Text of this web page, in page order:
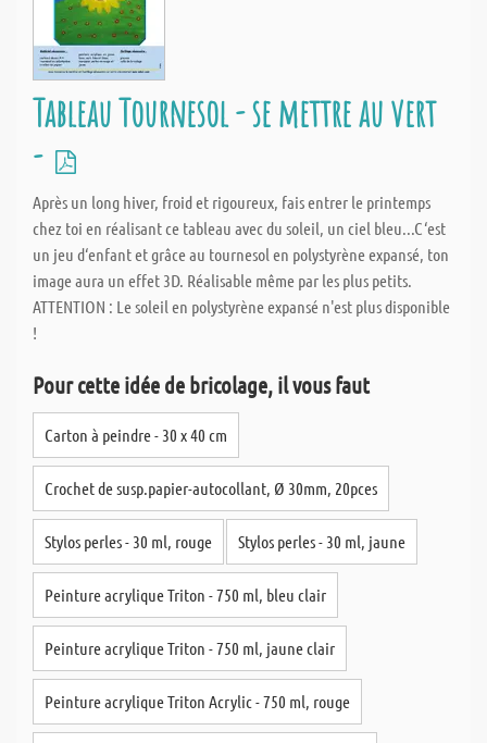
Tableau Tournesol - se mettre au vert
-
Après un long hiver, froid et rigoureux, fais entrer le printemps
chez toi en réalisant ce tableau avec du soleil, un ciel bleu...C‘est
un jeu d‘enfant et grâce au tournesol en polystyrène expansé, ton
image aura un effet 3D. Réalisable même par les plus petits.
ATTENTION : Le soleil en polystyrène expansé n'est plus disponible
!
Pour cette idée de bricolage, il vous faut
Carton à peindre - 30 x 40 cm
Crochet de susp.papier-autocollant, Ø 30mm, 20pces
Stylos perles - 30 ml, rouge Stylos perles - 30 ml, jaune
Peinture acrylique Triton - 750 ml, bleu clair
Peinture acrylique Triton - 750 ml, jaune clair
Peinture acrylique Triton Acrylic - 750 ml, rouge